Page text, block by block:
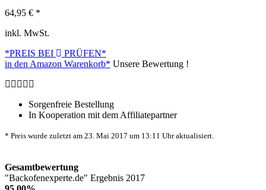
64,95 € *
inkl. MwSt.
*PREIS BEI
PRÜFEN*
in den Amazon Warenkorb* Unsere Bewertung !
Sorgenfreie Bestellung
In Kooperation mit dem Affiliatepartner
* Preis wurde zuletzt am 23. Mai 2017 um 13:11 Uhr aktualisiert.
Gesamtbewertung
"Backofenexperte.de" Ergebnis 2017